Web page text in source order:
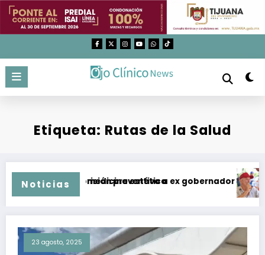
Saltar
contenido
Etiqueta: Rutas de la Salud
Noticias
en medicina estética
y dan prisión preventiva a ex gobernador de Guerrero
23 agosto, 2025